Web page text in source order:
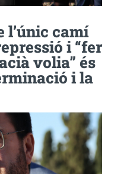
l’únic camí
i “fer
volia” és
i la